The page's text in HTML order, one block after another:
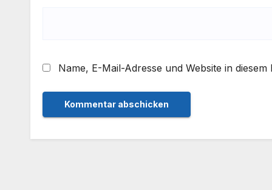
Name, E-Mail-Adresse und Website in